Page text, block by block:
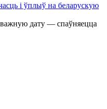
і ўплыў на беларускую
важную дату — спаўняецца